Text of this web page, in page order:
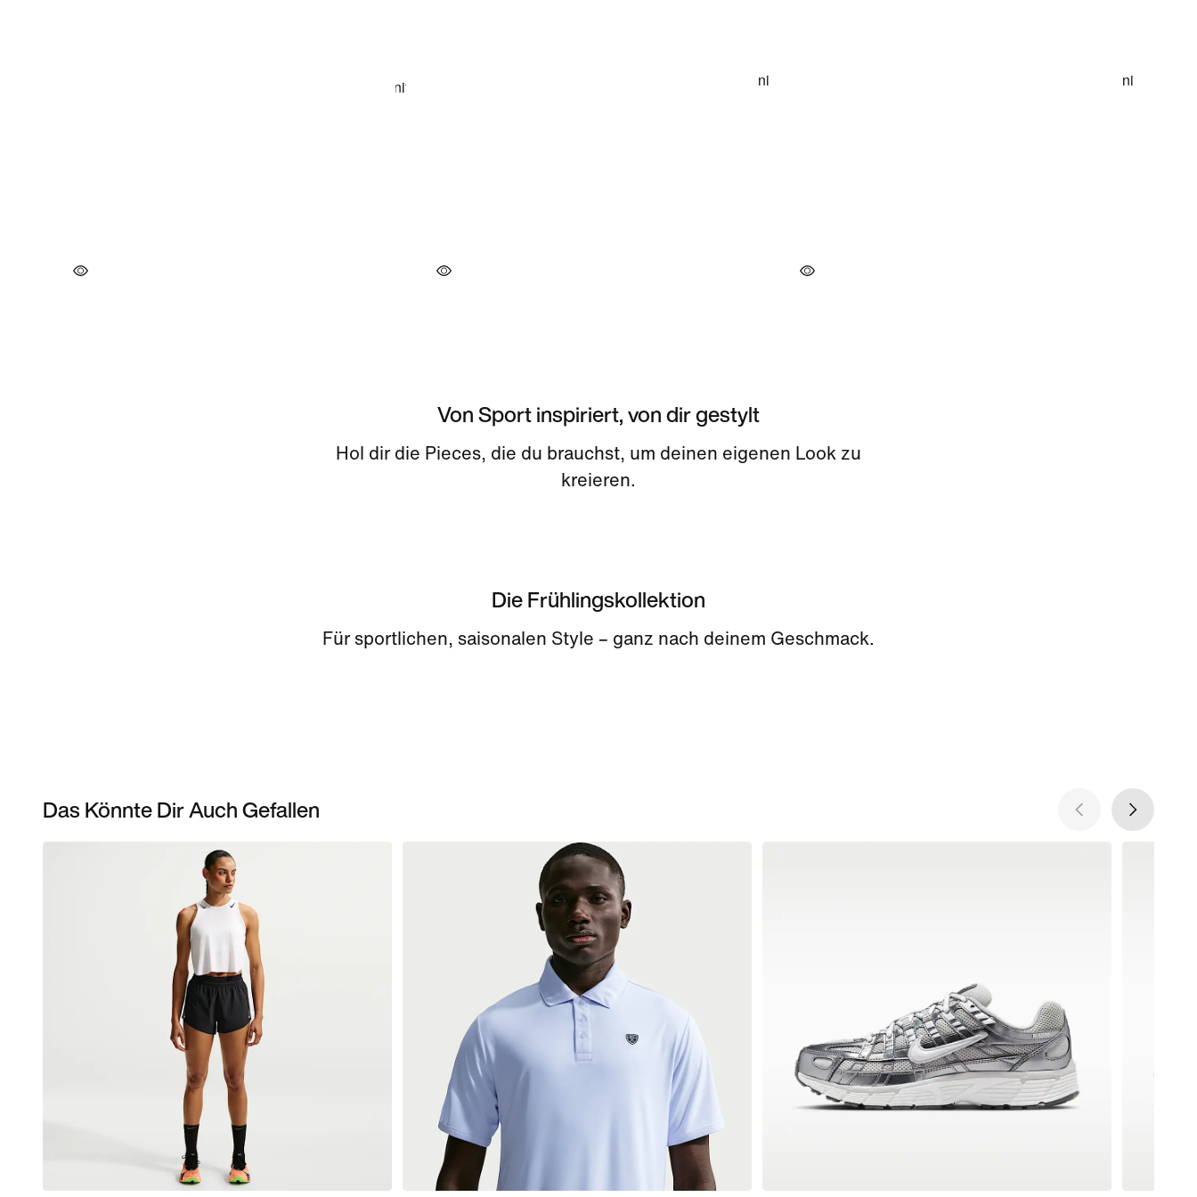
Von Sport inspiriert, von dir gestylt
Hol dir die Pieces, die du brauchst, um deinen eigenen Look zu
kreieren.
Die Frühlingskollektion
Für sportlichen, saisonalen Style – ganz nach deinem Geschmack.
Das Könnte Dir Auch Gefallen